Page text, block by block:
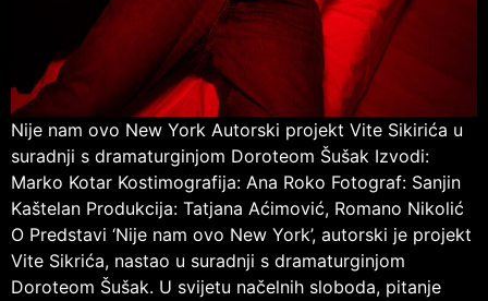
Nije nam ovo New York Autorski projekt Vite Sikirića u
suradnji s dramaturginjom Doroteom Šušak Izvodi:
Marko Kotar Kostimografija: Ana Roko Fotograf: Sanjin
Kaštelan Produkcija: Tatjana Aćimović, Romano Nikolić
O Predstavi ‘Nije nam ovo New York’, autorski je projekt
Vite Sikrića, nastao u suradnji s dramaturginjom
Doroteom Šušak. U svijetu načelnih sloboda, pitanje